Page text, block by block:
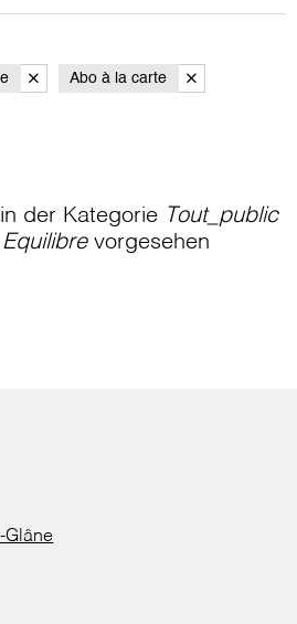
Abo à la carte
der Kategorie Tout_public
Equilibrevorgesehen
Glâne